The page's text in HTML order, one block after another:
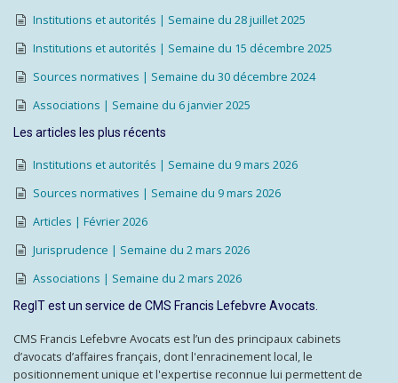
Institutions et autorités | Semaine du 28 juillet 2025
Institutions et autorités | Semaine du 15 décembre 2025
Sources normatives | Semaine du 30 décembre 2024
Associations | Semaine du 6 janvier 2025
Les articles les plus récents
Institutions et autorités | Semaine du 9 mars 2026
Sources normatives | Semaine du 9 mars 2026
Articles | Février 2026
Jurisprudence | Semaine du 2 mars 2026
Associations | Semaine du 2 mars 2026
RegIT est un service de CMS Francis Lefebvre Avocats.
CMS Francis Lefebvre Avocats est l’un des principaux cabinets
d’avocats d’affaires français, dont l'enracinement local, le
positionnement unique et l'expertise reconnue lui permettent de